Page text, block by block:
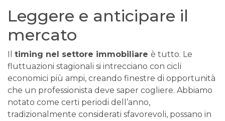
Leggere e anticipare il
mercato
timing nel settore immobiliare è tutto. Le
fluttuazioni stagionali si intrecciano con cicli
economici più ampi, creando finestre di opportunità
che un professionista deve saper cogliere. Abbiamo
notato come certi periodi dell’anno,
tradizionalmente considerati sfavorevoli, possano in